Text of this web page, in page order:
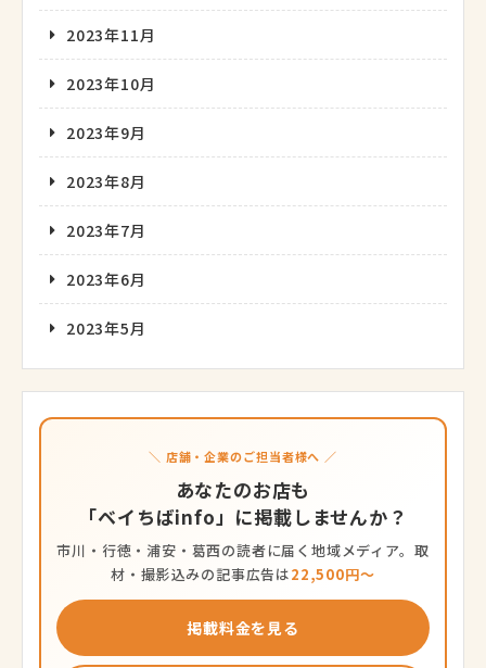
2023年11月
2023年10月
2023年9月
2023年8月
2023年7月
2023年6月
2023年5月
＼ 店舗・企業のご担当者様へ ／
あなたのお店も
「ベイちばinfo」に掲載しませんか？
市川・行徳・浦安・葛西の読者に届く地域メディア。取
材・撮影込みの記事広告は22,500円〜
掲載料金を見る